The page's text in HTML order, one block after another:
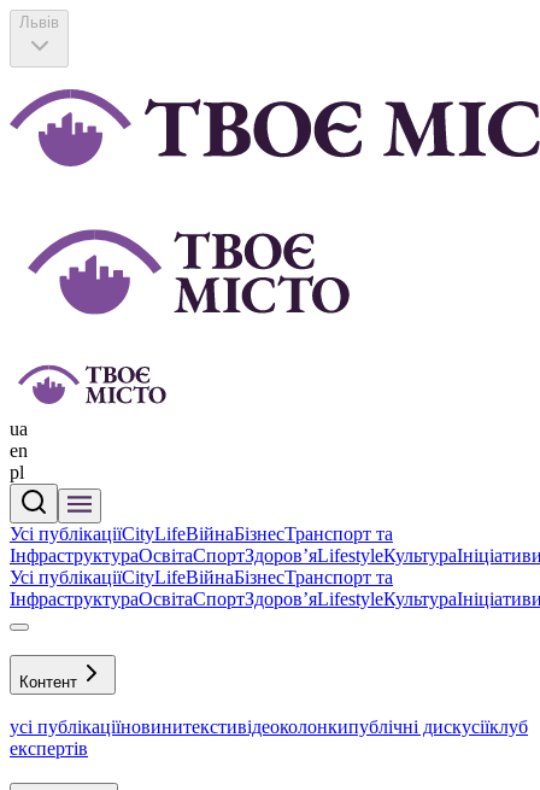
Львів
ua
en
pl
Усі публікаціїCityLifeВійнаБізнесТранспорт та
ІнфраструктураОсвітаСпортЗдоровʼяLifestyleКультура
Усі публікаціїCityLifeВійнаБізнесТранспорт та
ІнфраструктураОсвітаСпортЗдоровʼяLifestyleКультура
Контент
усі публікаціїновинитекстивідеоколонкипублічні дискусіїклуб
експертів